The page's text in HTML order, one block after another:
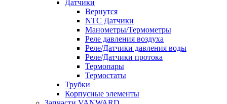
Датчики
Вернутся
NTC Датчики
Манометры/Термометры
Реле давления воздуха
Реле/Датчики давления воды
Реле/Датчики протока
Термопары
Термостаты
Трубки
Корпусные элементы